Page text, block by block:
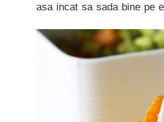
asa incat sa sada bine pe